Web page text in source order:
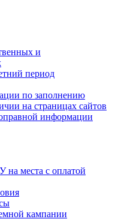
и
период
по заполнению
на страницах сайтов
информации
места с оплатой
кампании